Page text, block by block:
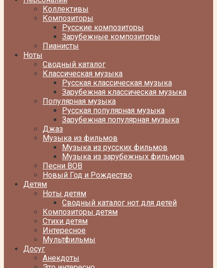
Коллективы
Композиторы
Русские композиторы
Зарубежные композиторы
Пианисты
Ноты
Сводный каталог
Классическая музыка
Русская классическая музыка
Зарубежная классическая музыка
Популярная музыка
Русская популярная музыка
Зарубежная популярная музыка
Джаз
Музыка из фильмов
Музыка из русских фильмов
Музыка из зарубежных фильмов
Песни ВОВ
Новый Год и Рождество
Детям
Ноты детям
Сводный каталог нот для детей
Композиторы детям
Стихи детям
Интересное
Мультфильмы
Досуг
Анекдоты